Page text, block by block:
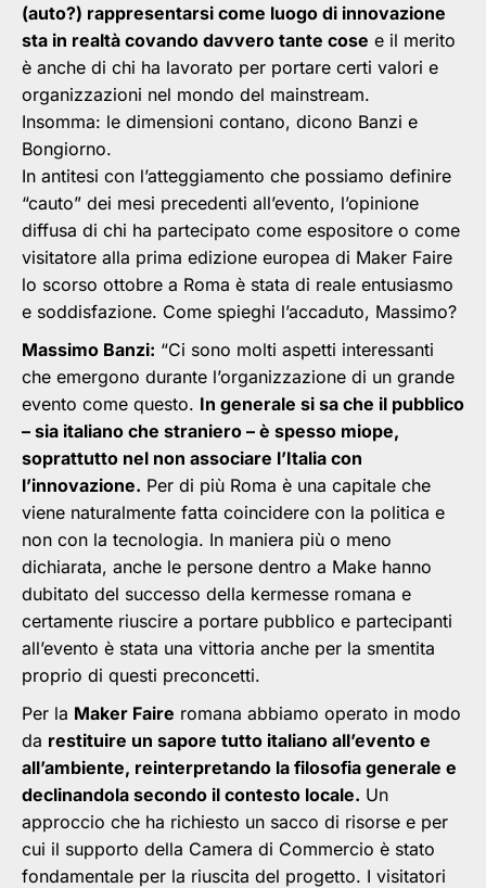
(auto?) rappresentarsi come luogo di innovazione
sta in realtà covando davvero tante cose e il merito
è anche di chi ha lavorato per portare certi valori e
organizzazioni nel mondo del mainstream.
Insomma: le dimensioni contano, dicono Banzi e
Bongiorno.
In antitesi con l’atteggiamento che possiamo definire
“cauto” dei mesi precedenti all’evento, l’opinione
diffusa di chi ha partecipato come espositore o come
visitatore alla prima edizione europea di Maker Faire
lo scorso ottobre a Roma è stata di reale entusiasmo
e soddisfazione. Come spieghi l’accaduto, Massimo?
Massimo Banzi: “Ci sono molti aspetti interessanti
che emergono durante l’organizzazione di un grande
evento come questo. In generale si sa che il pubblico
– sia italiano che straniero – è spesso miope,
soprattutto nel non associare l’Italia con
l’innovazione. Per di più Roma è una capitale che
viene naturalmente fatta coincidere con la politica e
non con la tecnologia. In maniera più o meno
dichiarata, anche le persone dentro a Make hanno
dubitato del successo della kermesse romana e
certamente riuscire a portare pubblico e partecipanti
all’evento è stata una vittoria anche per la smentita
proprio di questi preconcetti.
Per la Maker Faire romana abbiamo operato in modo
da restituire un sapore tutto italiano all’evento e
all’ambiente, reinterpretando la filosofia generale e
declinandola secondo il contesto locale. Un
approccio che ha richiesto un sacco di risorse e per
cui il supporto della Camera di Commercio è stato
fondamentale per la riuscita del progetto. I visitatori